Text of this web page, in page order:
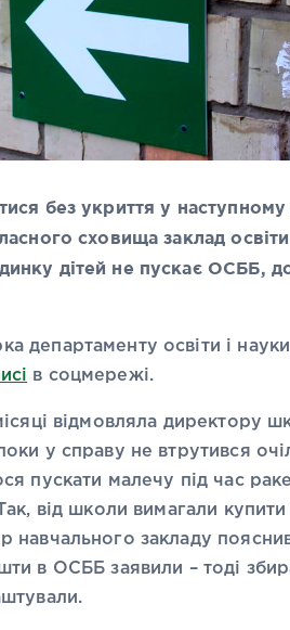
без укриття у
сховища заклад
дітей не пускає ОСББ,
департаменту освіти і
в соцмережі.
відмовляла директору
у справу не втрутився
пускати малечу під час
від школи вимагали купити
навчального закладу
в ОСББ заявили – тоді